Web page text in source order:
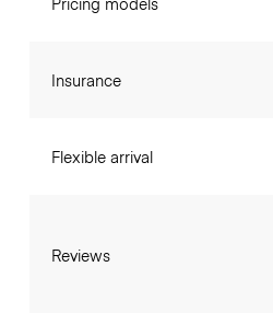
Insurance
Flexible arrival
Reviews